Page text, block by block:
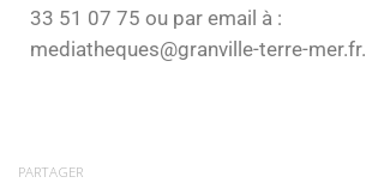
33 51 07 75 ou par email à :
mediatheques@granville-terre-mer.fr.
PARTAGER